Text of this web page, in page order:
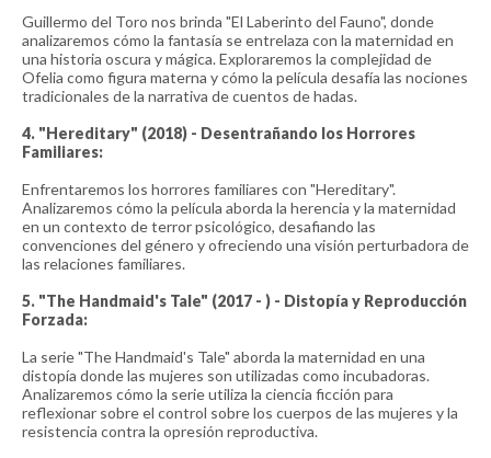
Guillermo del Toro nos brinda "El Laberinto del Fauno", donde
analizaremos cómo la fantasía se entrelaza con la maternidad en
una historia oscura y mágica. Exploraremos la complejidad de
Ofelia como figura materna y cómo la película desafía las nociones
tradicionales de la narrativa de cuentos de hadas.
4. "Hereditary" (2018) - Desentrañando los Horrores
Familiares:
Enfrentaremos los horrores familiares con "Hereditary".
Analizaremos cómo la película aborda la herencia y la maternidad
en un contexto de terror psicológico, desafiando las
convenciones del género y ofreciendo una visión perturbadora de
las relaciones familiares.
5. "The Handmaid's Tale" (2017 - ) - Distopía y Reproducción
Forzada:
La serie "The Handmaid's Tale" aborda la maternidad en una
distopía donde las mujeres son utilizadas como incubadoras.
Analizaremos cómo la serie utiliza la ciencia ficción para
reflexionar sobre el control sobre los cuerpos de las mujeres y la
resistencia contra la opresión reproductiva.